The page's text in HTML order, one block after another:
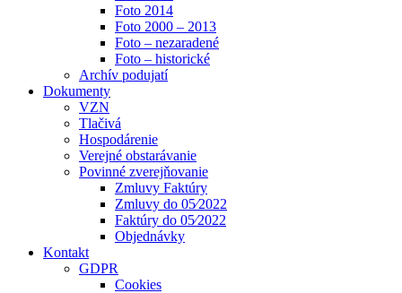
Foto 2014
Foto 2000 – 2013
Foto – nezaradené
Foto – historické
Archív podujatí
Dokumenty
VZN
Tlačivá
Hospodárenie
Verejné obstarávanie
Povinné zverejňovanie
Zmluvy Faktúry
Zmluvy do 05⁄2022
Faktúry do 05⁄2022
Objednávky
Kontakt
GDPR
Cookies